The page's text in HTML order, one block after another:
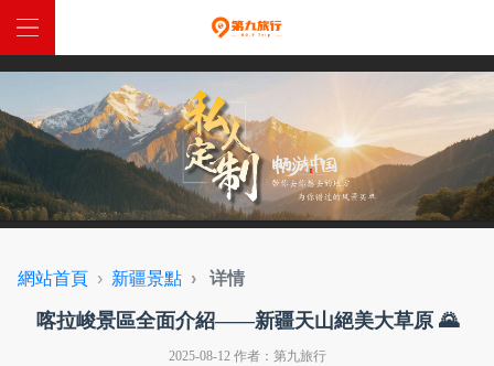
網站首頁
中國定制
全球定制
西藏入藏函
關於我們
網站首頁 新疆景點 详情
喀拉峻景區全面介紹——新疆天山絕美大草原 🌄
2025-08-12 作者：第九旅行